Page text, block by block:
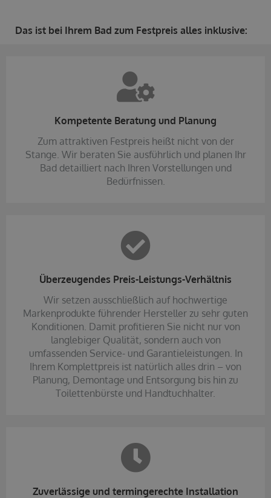
Das ist bei Ihrem Bad zum Festpreis alles inklusive:
Kompetente Beratung und Planung
Zum attraktiven Festpreis heißt nicht von der
Stange. Wir beraten Sie ausführlich und planen Ihr
Bad detailliert nach Ihren Vorstellungen und
Bedürfnissen.
Überzeugendes Preis-Leistungs-Verhältnis
Wir setzen ausschließlich auf hochwertige
Markenprodukte führender Hersteller zu sehr guten
Konditionen. Damit profitieren Sie nicht nur von
langlebiger Qualität, sondern auch von
umfassenden Service- und Garantieleistungen. In
Ihrem Komplettpreis ist natürlich alles drin – von
Planung, Demontage und Entsorgung bis hin zu
Toilettenbürste und Handtuchhalter.
Zuverlässige und termingerechte Installation